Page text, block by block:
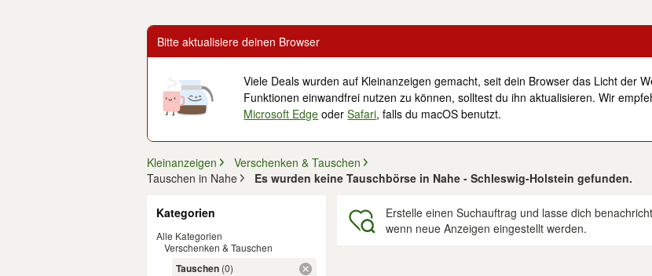
Bitte aktualisiere deinen Browser
Viele Deals wurden auf Kleinanzeigen gemacht, seit dein Browser das Licht der
Funktionen einwandfrei nutzen zu können, solltest du ihn aktualisieren. Wir
Microsoft Edge oderSafari, falls du macOS benutzt.
Kleinanzeigen
Verschenken & Tauschen
Tauschen in Nahe
Es wurden keine Tauschbörse in Nahe - Schleswig-Holstein gefunden.
Kategorien
Alle Kategorien
Verschenken & Tauschen
Tauschen (0)
Erstelle einen Suchauftrag und lasse dich
wenn neue Anzeigen eingestellt werden.